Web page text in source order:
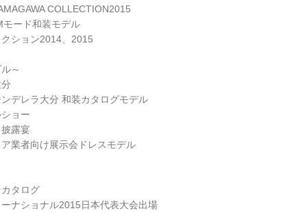
COLLECTION2015
モード和装モデル
ション2014、2015
～
デレラ大分 和装カタログモデル
ョー
露宴
業者向け展示会ドレスモデル
タログ
ーナショナル2015日本代表大会出場